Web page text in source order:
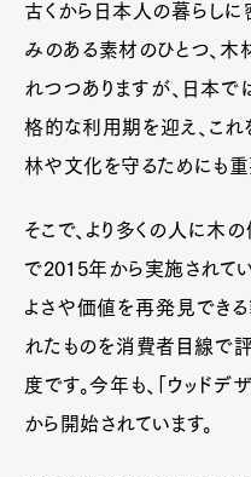
古くから日本人の暮らし
みのある素材のひとつ、
れつつありますが、日本
格的な利用期を迎え、これ
林や文化を守るためにも重
そこで、より多くの人に木
で2015年から実施されてい
よさや価値を再発見でき
れたものを消費者目線で
度です。今年も、「ウッド
から開始されています。